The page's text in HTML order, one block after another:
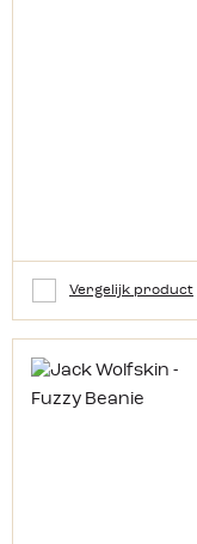
Vergelijk product